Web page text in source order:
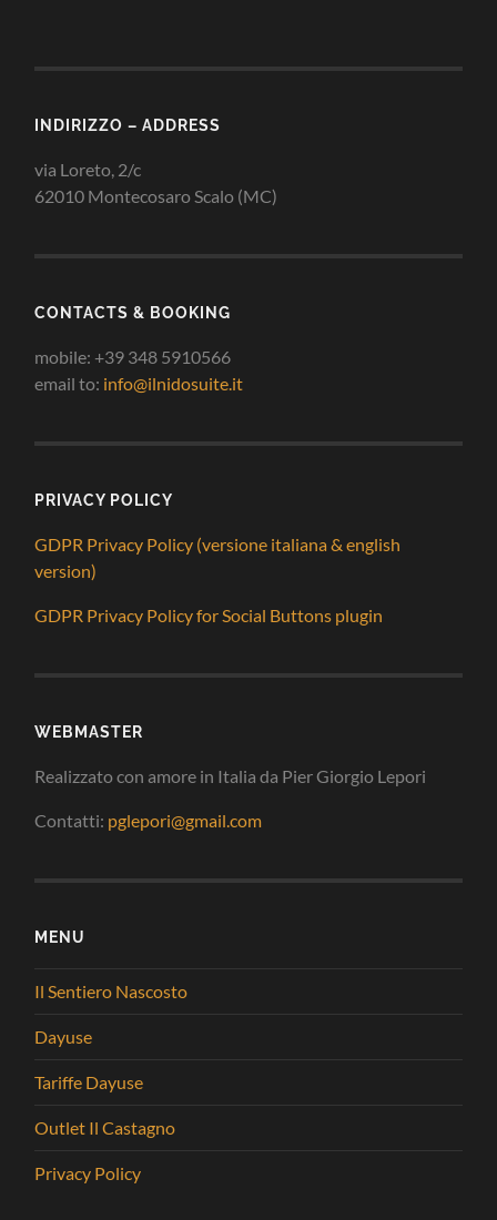
INDIRIZZO – ADDRESS
via Loreto, 2/c
62010 Montecosaro Scalo (MC)
CONTACTS & BOOKING
mobile: +39 348 5910566
email to: info@ilnidosuite.it
PRIVACY POLICY
GDPR Privacy Policy (versione italiana & english
version)
GDPR Privacy Policy for Social Buttons plugin
WEBMASTER
Realizzato con amore in Italia da Pier Giorgio Lepori
Contatti: pglepori@gmail.com
MENU
Il Sentiero Nascosto
Dayuse
Tariffe Dayuse
Outlet Il Castagno
Privacy Policy